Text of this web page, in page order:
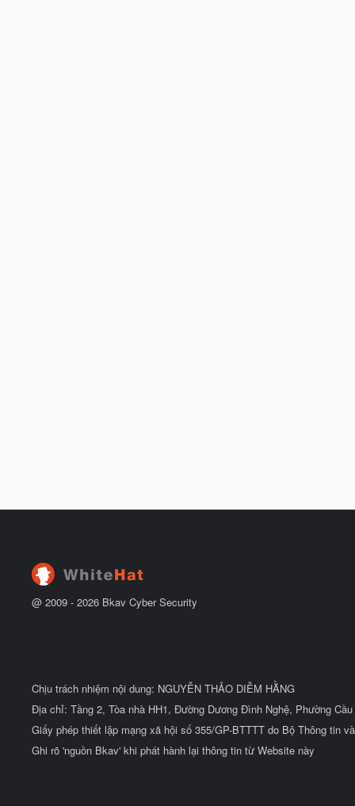
@ 2009 - 2026 Bkav Cyber Security
Chịu trách nhiệm nội dung: NGUYỄN THẢO DIỄM HẰNG
Địa chỉ: Tầng 2, Tòa nhà HH1, Đường Dương Đình Nghệ, Phường
Giấy phép thiết lập mạng xã hội số 355/GP-BTTTT do Bộ Thông tin
Ghi rõ 'nguồn Bkav' khi phát hành lại thông tin từ Website này